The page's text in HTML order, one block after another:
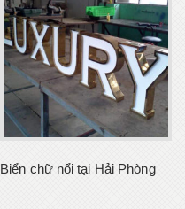
Biển chữ nổi tại Hải Phòng